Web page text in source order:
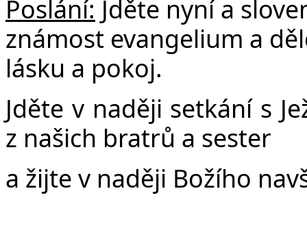
Poslání: Jděte nyní a
známost evangelium a
lásku a pokoj.
Jděte v naději setkání s
z našich bratrů a sester
a žijte v naději Božího